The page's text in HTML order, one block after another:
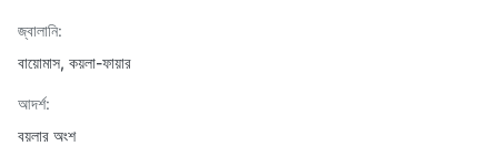
জ্বালানি:
বায়োমাস, কয়লা-ফায়ার
আদর্শ:
বয়লার অংশ